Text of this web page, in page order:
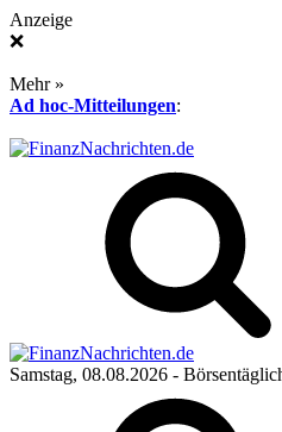
Anzeige
❌
Mehr »
Ad hoc-Mitteilungen:
Samstag, 08.08.2026 -